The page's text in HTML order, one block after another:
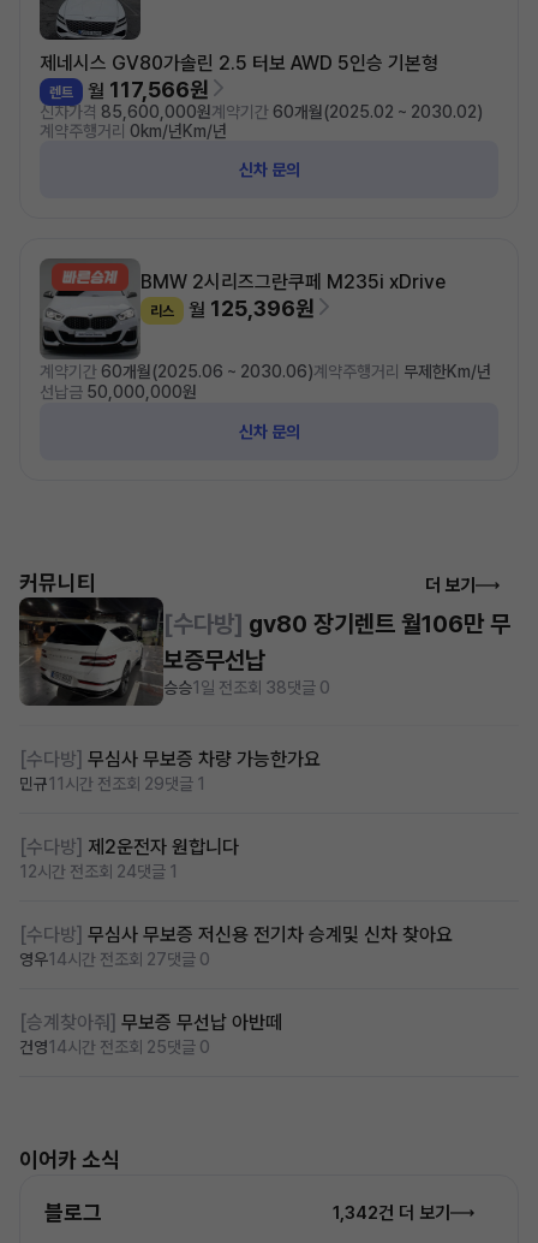
제네시스 GV80가솔린 2.5 터보 AWD 5인승 기본형
렌트 월 117,566원
신차가격 85,600,000원계약기간 60개월(2025.02 ~ 2030.02)
계약주행거리 0km/년Km/년
신차 문의
BMW 2시리즈그란쿠페 M235i xDrive
리스 월 125,396원
계약기간 60개월(2025.06 ~ 2030.06)계약주행거리 무제한Km/년
선납금 50,000,000원
신차 문의
커뮤니티 더 보기
[수다방] 무심사 무보증 차량 가능한가요
민규11시간 전조회 29댓글 1
[수다방] 제2운전자 원합니다
12시간 전조회 24댓글 1
[수다방] 무심사 무보증 저신용 전기차 승계및 신차 찾아요
영우14시간 전조회 27댓글 0
[승계찾아줘] 무보증 무선납 아반떼
건영14시간 전조회 25댓글 0
[수다방] gv80 장기렌트 월106만 무
보증무선납
승승1일 전조회 38댓글 0
이어카 소식
블로그 1,342건 더 보기